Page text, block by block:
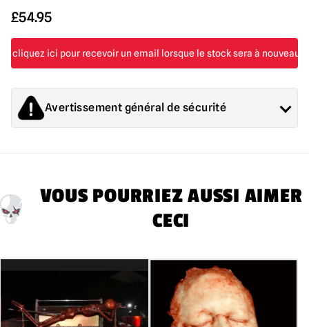
£54.95
Avertissement général de sécurité
collection pour adultes ou des décorations d'Halloween. Ils
VOUS POURRIEZ AUSSI AIMER
CECI